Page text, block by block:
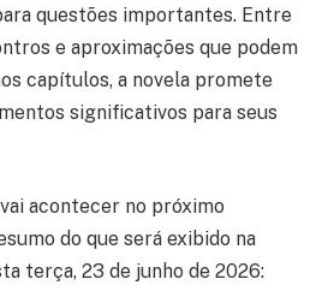
questões importantes. Entre
e aproximações que podem
capítulos, a novela promete
significativos para seus
acontecer no próximo
do que será exibido na
terça, 23 de junho de 2026: